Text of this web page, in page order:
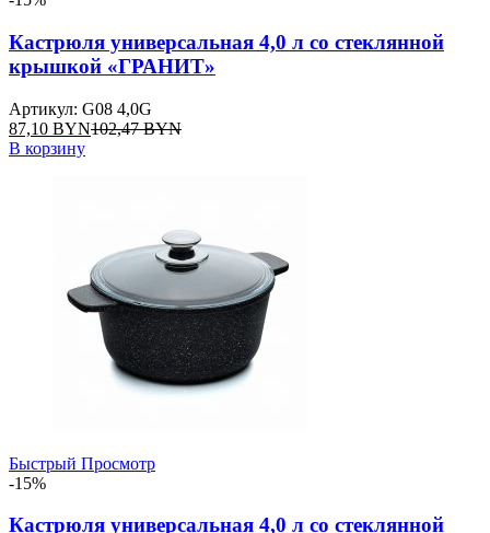
Кастрюля универсальная 4,0 л со стеклянной
крышкой «ГРАНИТ»
Артикул: G08 4,0G
87,10 BYN102,47BYN
В корзину
Быстрый Просмотр
-15%
Кастрюля универсальная 4,0 л со стеклянной